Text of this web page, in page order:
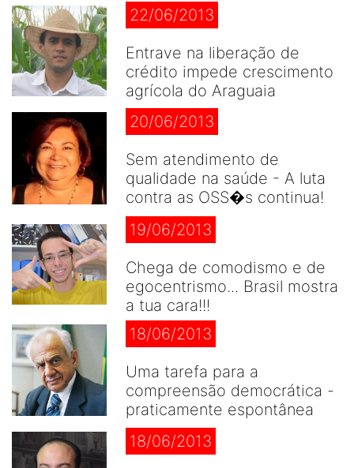
22/06/2013
Entrave na liberação de
crédito impede crescimento
agrícola do Araguaia
20/06/2013
Sem atendimento de
qualidade na saúde - A luta
contra as OSS�s continua!
19/06/2013
Chega de comodismo e de
egocentrismo... Brasil mostra
a tua cara!!!
18/06/2013
Uma tarefa para a
compreensão democrática -
praticamente espontânea
18/06/2013